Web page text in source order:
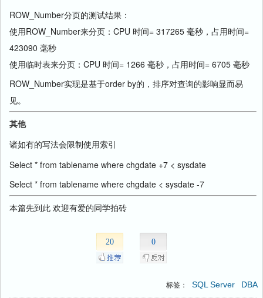
ROW_Number分页的测试结果：
使用ROW_Number来分页：CPU 时间= 317265 毫秒，占用时间=
423090 毫秒
使用临时表来分页：CPU 时间= 1266 毫秒，占用时间= 6705 毫秒
ROW_Number实现是基于order by的，排序对查询的影响显而易
见。
其他
诸如有的写法会限制使用索引
Select * from tablename where chgdate +7 < sysdate
Select * from tablename where chgdate < sysdate -7
本篇先到此 欢迎有爱的同学拍砖
20 0
标签： SQL Server DBA